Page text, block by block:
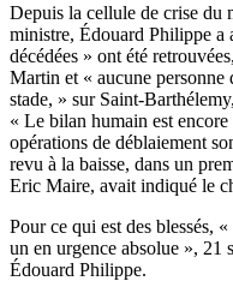
Depuis la cellule de crise du
ministre, Édouard Philippe a
décédées » ont été
Martin et « aucune personne
stade, » sur Saint-
« Le bilan humain est
opérations de déblaiement
revu à la baisse, dans un
Eric Maire, avait indiqué le
Pour ce qui est des blessés,
un en urgence absolue », 21
Édouard Philippe.